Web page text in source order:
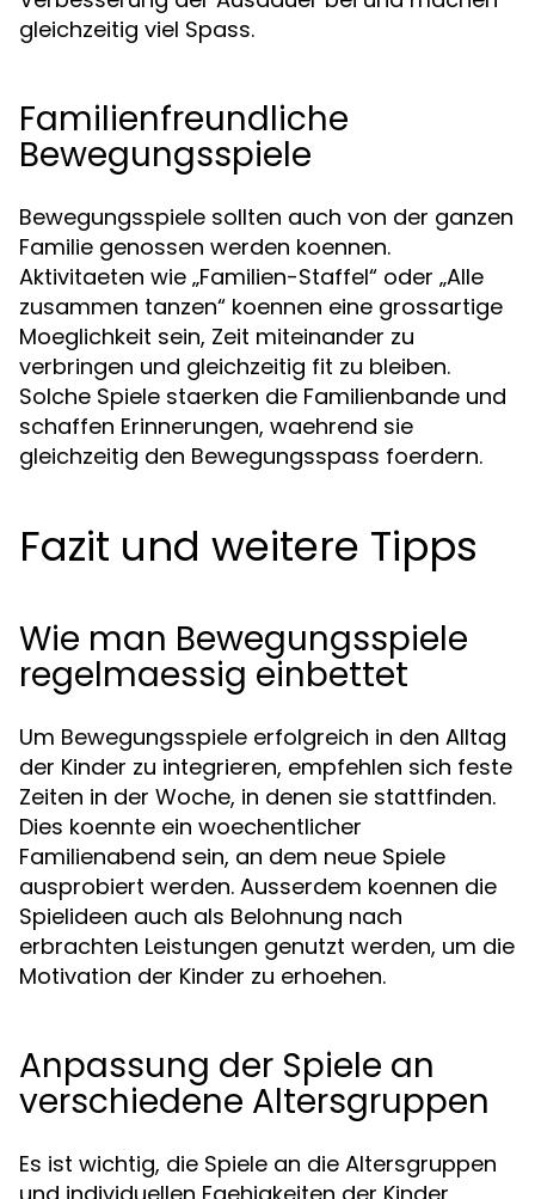
gleichzeitig viel Spass.
Familienfreundliche
Bewegungsspiele
Bewegungsspiele sollten auch von der ganzen
Familie genossen werden koennen.
Aktivitaeten wie „Familien-Staffel“ oder „Alle
zusammen tanzen“ koennen eine grossartige
Moeglichkeit sein, Zeit miteinander zu
verbringen und gleichzeitig fit zu bleiben.
Solche Spiele staerken die Familienbande und
schaffen Erinnerungen, waehrend sie
gleichzeitig den Bewegungsspass foerdern.
Fazit und weitere Tipps
Wie man Bewegungsspiele
regelmaessig einbettet
Um Bewegungsspiele erfolgreich in den Alltag
der Kinder zu integrieren, empfehlen sich feste
Zeiten in der Woche, in denen sie stattfinden.
Dies koennte ein woechentlicher
Familienabend sein, an dem neue Spiele
ausprobiert werden. Ausserdem koennen die
Spielideen auch als Belohnung nach
erbrachten Leistungen genutzt werden, um die
Motivation der Kinder zu erhoehen.
Anpassung der Spiele an
verschiedene Altersgruppen
Es ist wichtig, die Spiele an die Altersgruppen